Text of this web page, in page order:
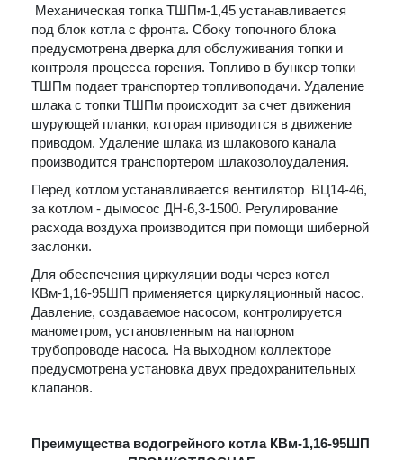
Механическая топка ТШПм-1,45 устанавливается
под блок котла с фронта. Сбоку топочного блока
предусмотрена дверка для обслуживания топки и
контроля процесса горения. Топливо в бункер топки
ТШПм подает транспортер топливоподачи. Удаление
шлака с топки ТШПм происходит за счет движения
шурующей планки, которая приводится в движение
приводом. Удаление шлака из шлакового канала
производится транспортером шлакозолоудаления.
Перед котлом устанавливается вентилятор ВЦ14-46,
за котлом - дымосос ДН-6,3-1500. Регулирование
расхода воздуха производится при помощи шиберной
заслонки.
Для обеспечения циркуляции воды через котел
КВм-1,16-95ШП применяется циркуляционный насос.
Давление, создаваемое насосом, контролируется
манометром, установленным на напорном
трубопроводе насоса. На выходном коллекторе
предусмотрена установка двух предохранительных
клапанов.
Преимущества водогрейного котла КВм-1,16-95ШП